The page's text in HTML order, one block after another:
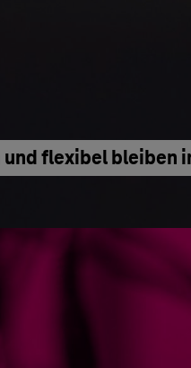
flexibel bleiben